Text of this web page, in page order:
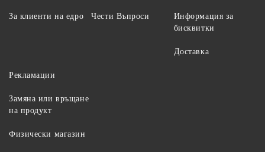
За клиенти на едро Чести Въпроси
Информация за
бисквитки
Доставка
Рекламации
Замяна или връщане
на продукт
Физически магазин